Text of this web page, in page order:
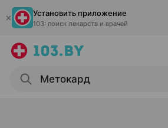
Установить приложение
103: поиск лекарств и врачей